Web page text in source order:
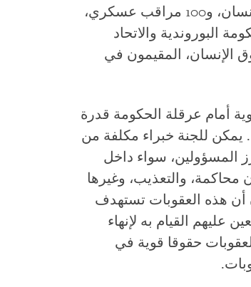
أذن "الاتحاد الأفريقي" بنشر 100 مراقب لحقوق الإنسان، و100 مراقب عسكري،
البوروندية والاتحاد
الإنسان، المقيمون في
أمام عرقلة الحكومة قدرة
يمكن للجنة خبراء مكلفة من
المسؤولين، سواء داخل
محاكمة، والتعذيب، وغيرها
أن هذه العقوبات تستهدف
عليهم القيام به لإنهاء
حقوقا قوية في